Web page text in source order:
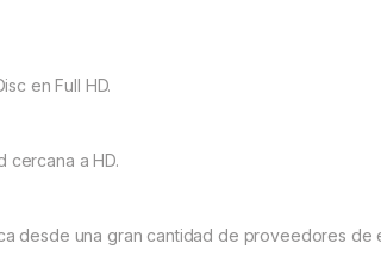
en Full HD.
cercana a HD.
desde una gran cantidad de proveedores de